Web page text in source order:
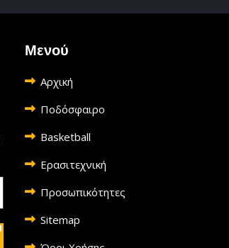
Μενού
Αρχική
Ποδόσφαιρο
Basketball
Ερασιτεχνική
Προσωπικότητες
Sitemap